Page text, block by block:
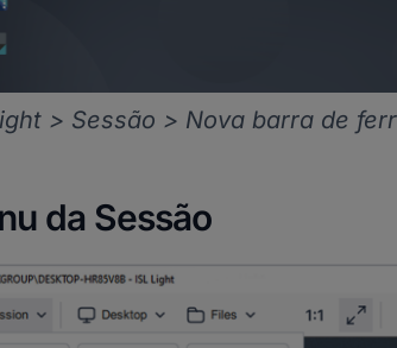
> Sessão > Nova barra de
da Sessão